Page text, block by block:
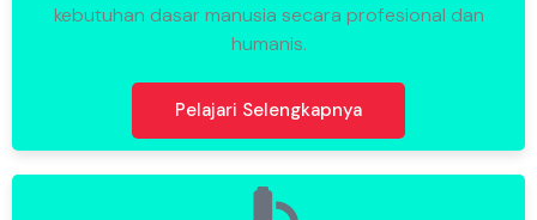
kebutuhan dasar manusia secara profesional dan
humanis.
Pelajari Selengkapnya